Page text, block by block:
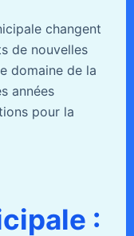
changent
de nouvelles
domaine de la
années
pour la
: